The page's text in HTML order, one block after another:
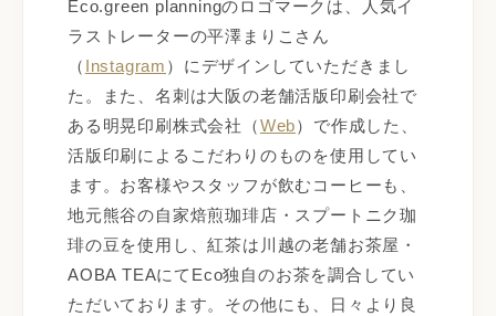
Eco.green planningのロゴマークは、人気イ
ラストレーターの平澤まりこさん
（ Instagram ）にデザインしていただきまし
た。また、名刺は大阪の老舗活版印刷会社で
ある明晃印刷株式会社（Web）で作成した、
活版印刷によるこだわりのものを使用してい
ます。お客様やスタッフが飲むコーヒーも、
地元熊谷の自家焙煎珈琲店・スプートニク珈
琲の豆を使用し、紅茶は川越の老舗お茶屋・
AOBA TEAにてEco独自のお茶を調合してい
ただいております。その他にも、日々より良